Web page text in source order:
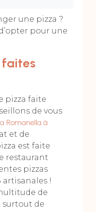
une pizza ?
pour une
faites
pizza faite
de vous
Romanella à
et de
est faite
restaurant
pizzas
artisanales !
de
surtout de